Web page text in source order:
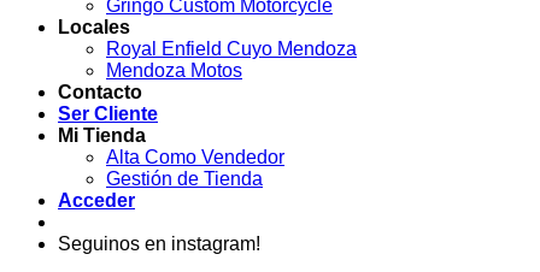
Gringo Custom Motorcycle
Locales
Royal Enfield Cuyo Mendoza
Mendoza Motos
Contacto
Ser Cliente
Mi Tienda
Alta Como Vendedor
Gestión de Tienda
Acceder
Seguinos en instagram!